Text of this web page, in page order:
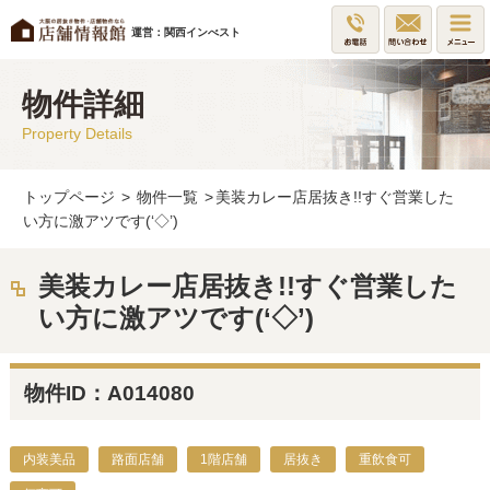
運営：関西インべスト
物件詳細
Property Details
トップページ > 物件一覧 >美装カレー店居抜き!!すぐ営業した
い方に激アツです(‘◇’)ゞ
美装カレー店居抜き!!すぐ営業した
い方に激アツです(‘◇’)ゞ
物件ID：A014080
内装美品 路面店舗 1階店舗 居抜き 重飲食可